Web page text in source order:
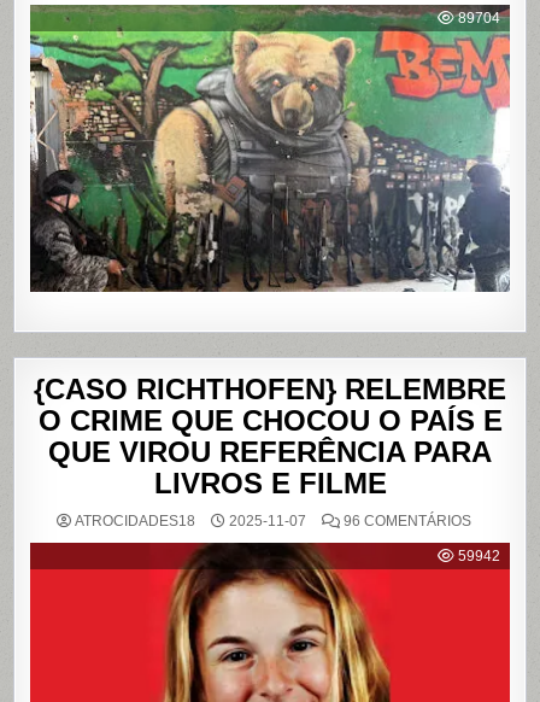
POLICIAL
DEIXA
121
MORTOS
NOS
DO
ALEMÃO
PENHA,
NO
RIO
89704
{CASO RICHTHOFEN} RELEMBRE
O CRIME QUE CHOCOU O PAÍS E
QUE VIROU REFERÊNCIA PARA
LIVROS E FILME
ATROCIDADES18 2025-11-07 96 COMENTÁRIOSEM
59942